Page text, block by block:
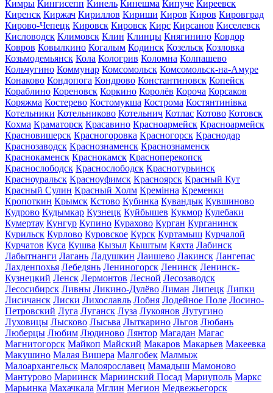
Кимры Кингисепп Кинель Кинешма Кипуче Киреевск
Киренск Киржач Кириллов Кириши Киров Киров Кировград
Кирово-Чепецк Кировск Кировск Кирс Кирсанов Киселевск
Кисловодск Климовск Клин Клинцы Княгинино Ковдор
Ковров Ковылкино Когалым Кодинск Козельск Козловка
Козьмодемьянск Кола Кологрив Коломна Колпашево
Кольчугино Коммунар Комсомольск Комсомольск-на-Амуре
Конаково Кондопога Кондрово Константиновск Копейск
Кораблино Кореновск Коркино Королёв Короча Корсаков
Коряжма Костерево Костомукша Кострома Костянтинівка
Котельники Котельниково Котельнич Котлас Котово Котовск
Кохма Краматорск Красавино Красноармейск Красноармейск
Красновишерск Красногоровка Красногорск Краснодар
Краснозаводск Краснознаменск Краснознаменск
Краснокаменск Краснокамск Красноперекопск
Краснослободск Краснослободск Краснотурьинск
Красноуральск Красноуфимск Красноярск Красный Кут
Красный Сулин Красный Холм Кремінна Кременки
Кропоткин Крымск Кстово Кубинка Кувандык Кувшиново
Кудрово Кудымкар Кузнецк Куйбышев Кукмор Кулебаки
Кумертау Кунгур Купино Курахово Курган Курганинск
Курильск Курлово Куровское Курск Куртамыш Курчалой
Курчатов Куса Кушва Кызыл Кыштым Кяхта Лабинск
Лабытнанги Лагань Ладушкин Лаишево Лакинск Лангепас
Лахденпохья Лебедянь Лениногорск Ленинск Ленинск-
Кузнецкий Ленск Лермонтов Лесной Лесозаводск
Лесосибирск Ливны Ликино-Дулёво Лиман Липецк Липки
Лисичанск Лиски Лихославль Лобня Лодейное Поле Лосино-
Петровский Луга Луганск Луза Лукоянов Лутугино
Луховицы Лысково Лысьва Лыткарино Льгов Любань
Люберцы Любим Людиново Лянтор Магадан Магас
Магнитогорск Майкоп Майский Макаров Макарьев Макеевка
Макушино Малая Вишера Малгобек Малмыж
Малоархангельск Малоярославец Мамадыш Мамоново
Мантурово Мариинск Мариинский Посад Мариуполь Маркс
Марьинка Махачкала Мглин Мегион Медвежьегорск